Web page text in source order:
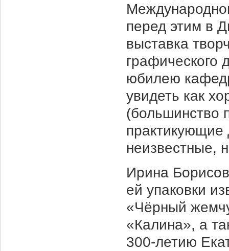
перед этим в
выставка
графического
юбилею
увидеть как
(большинство
практикующие
неизвестные,
Ирина
ей упаковки
«Чёрный
«Калина», а
300-летию